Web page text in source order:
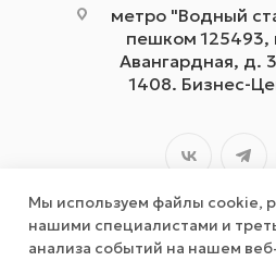
метро "Водный
пешком 125493,
Авангардная, д.
1408. Бизнес-
Мы используем файлы cookie,
нашими специалистами и
анализа событий на нашем